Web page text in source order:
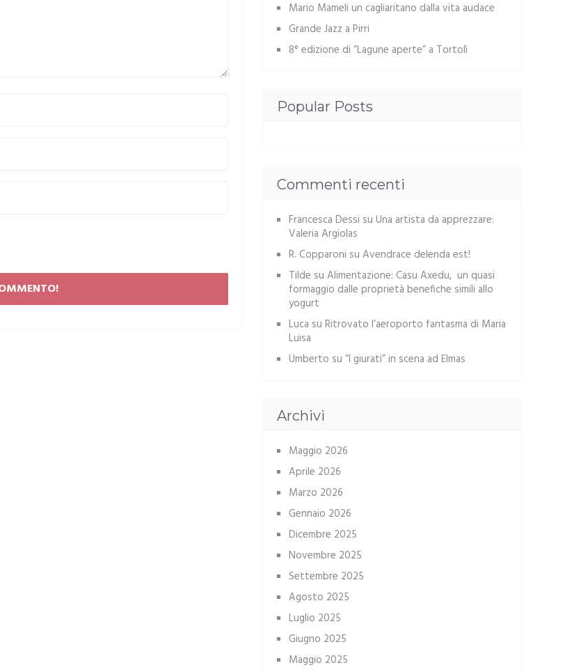
Mario Mameli un cagliaritano dalla vita audace
Grande Jazz a Pirri
8° edizione di “Lagune aperte” a Tortolì
Popular Posts
Commenti recenti
Francesca Dessi su Una artista da apprezzare:
Valeria Argiolas
R. Copparoni su Avendrace delenda est!
Tilde su Alimentazione: Casu Axedu, un quasi
formaggio dalle proprietà benefiche simili allo
yogurt
Luca su Ritrovato l’aeroporto fantasma di Maria
Luisa
Umberto su “I giurati” in scena ad Elmas
Archivi
Maggio 2026
Aprile 2026
Marzo 2026
Gennaio 2026
Dicembre 2025
Novembre 2025
Settembre 2025
Agosto 2025
Luglio 2025
Giugno 2025
Maggio 2025